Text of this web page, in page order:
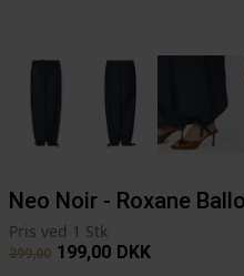
Neo Noir - Roxane
Pris ved 1 Stk
399,00 199,00 DKK